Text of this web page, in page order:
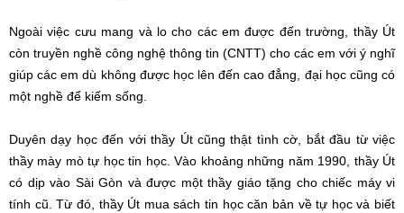
Ngoài việc cưu mang và lo cho các em được đến trường, thầy Út
còn truyền nghề công nghệ thông tin (CNTT) cho các em với ý nghĩ
giúp các em dù không được học lên đến cao đẳng, đại học cũng có
một nghề để kiếm sống.
Duyên dạy học đến với thầy Út cũng thật tình cờ, bắt đầu từ việc
thầy mày mò tự học tin học. Vào khoảng những năm 1990, thầy Út
có dịp vào Sài Gòn và được một thầy giáo tặng cho chiếc máy vi
tính cũ. Từ đó, thầy Út mua sách tin học căn bản về tự học và biết